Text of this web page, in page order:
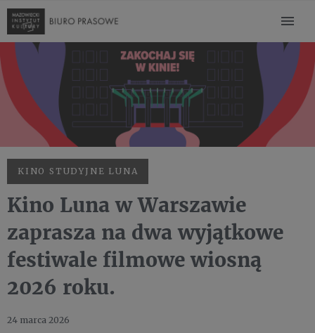
KINO STUDYJNE LUNA
Kino Luna w Warszawie
zaprasza na dwa wyjątkowe
festiwale filmowe wiosną
2026 roku.
24 marca 2026